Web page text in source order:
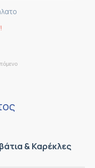
& Καρέκλες